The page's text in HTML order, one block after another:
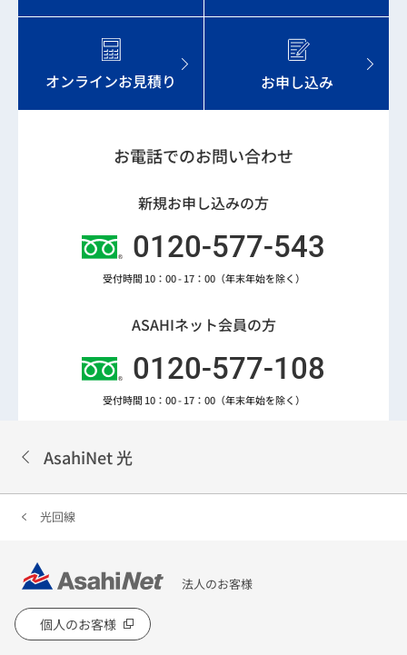
AsahiNet 光
オンラインお見積り お申し込み
お電話でのお問い合わせ
新規お申し込みの方
0120-577-543
受付時間 10：00 - 17：00（年末年始を除く）
ASAHIネット会員の方
0120-577-108
受付時間 10：00 - 17：00（年末年始を除く）
光回線
法人のお客様
個人のお客様